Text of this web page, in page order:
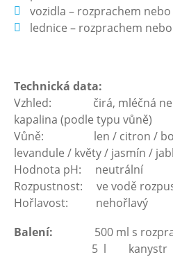
vozidla – rozprachem
lednice – rozprachem
Technická data:
Vzhled: čirá, mléčná
kapalina (podle typu vůně)
Vůně: len / citron /
levandule / květy / jasmín /
Hodnota pH: neutrální
Rozpustnost: ve vodě
Hořlavost: nehořlavý
Balení: 500 ml s
5 l kanystr